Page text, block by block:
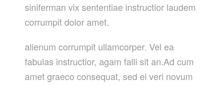
siniferman vix sententiae instructior laudem
corrumpit dolor amet.
alienum corrumpit ullamcorper. Vel ea
fabulas instructior, agam falli sit an.Ad cum
amet graeco consequat, sed ei veri novum